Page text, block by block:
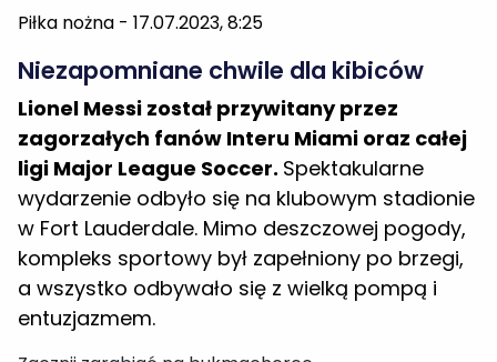
Niezapomniane chwile dla kibiców
Lionel Messi został przywitany przez
zagorzałych fanów Interu Miami oraz całej
ligi Major League Soccer.Spektakularne
wydarzenie odbyło się na klubowym stadionie
w Fort Lauderdale. Mimo deszczowej pogody,
kompleks sportowy był zapełniony po brzegi,
a wszystko odbywało się z wielką pompą i
entuzjazmem.
Zacznij zarabiać na bukmacherce